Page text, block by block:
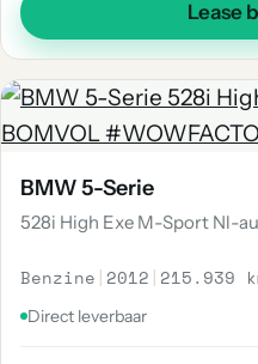
Lease
BMW 5-Serie
528i High Exe M-Sport Nl-
Benzine | 2012 | 215.939
Direct leverbaar